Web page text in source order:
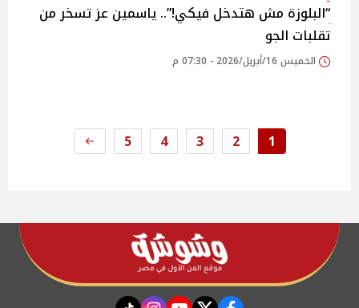
“البلوزة مش هتدخل فيكي!”.. ياسمين عز تسخر من
تقلبات الجو
الخميس 16/أبريل/2026 - 07:30 م
1
2
3
4
5